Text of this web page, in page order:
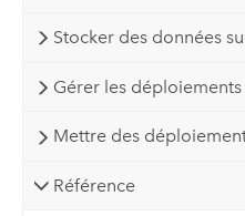
Stocker des données
Gérer les déploiements
Mettre des
Référence